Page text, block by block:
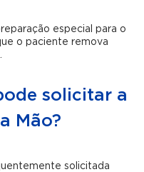
especial para o
o paciente remova
solicitar a
Mão?
solicitada